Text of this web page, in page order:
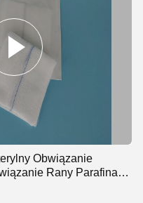
Obwiązanie
Rany Parafina